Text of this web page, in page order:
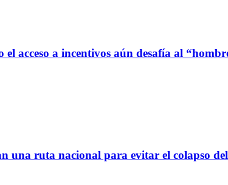
acceso a incentivos aún desafía al
una ruta nacional para evitar el colapso del